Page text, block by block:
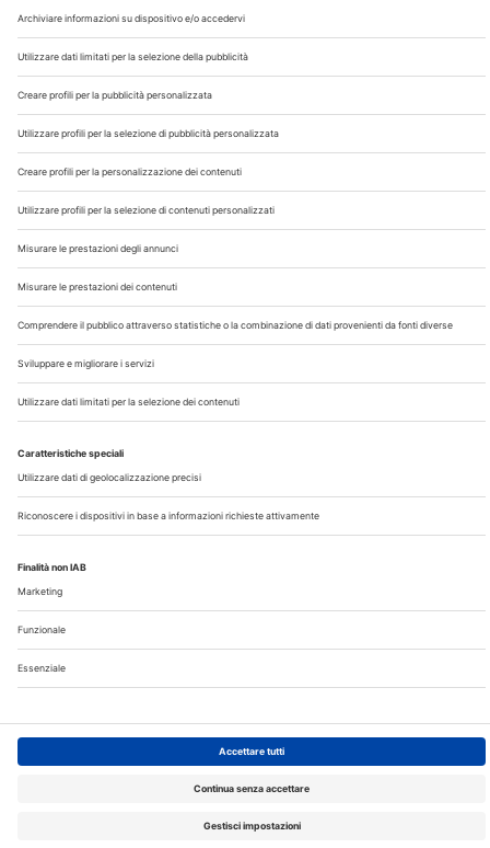
Chi Siamo
Contatti
©2026 Edra S.p.a | www.edraspa.it | P.iva 08056040960
| Tel. 02/881841 | Sede legale: Viale Enrico Forlanini 21 -